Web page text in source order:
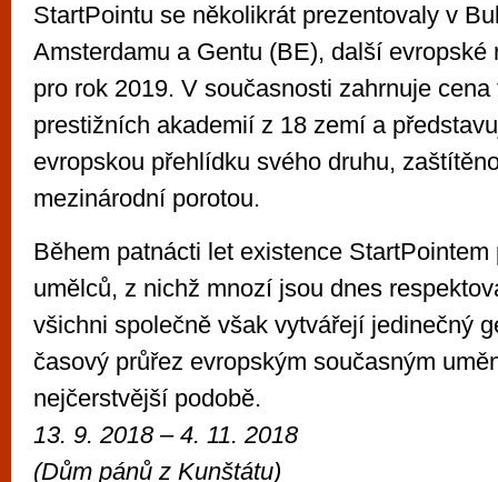
StartPointu ​se ​několikrát prezentovaly v​
Amsterdamu a Gentu (BE), další evropské
pro rok​​ 2019. ​V současnosti zahrnuje cena
prestižních akademií z 18 zemí a
evropskou přehlídku svého druhu,
mezinárodní porotou.
Během patnácti let existence StartPointem
umělců, z nichž mnozí jsou dnes
všichni společně však vytvářejí jedinečný
časový průřez evropským současným
nejčerstvější podobě.
13. 9. 2018 – 4. 11. 2018
(Dům pánů z Kunštátu)